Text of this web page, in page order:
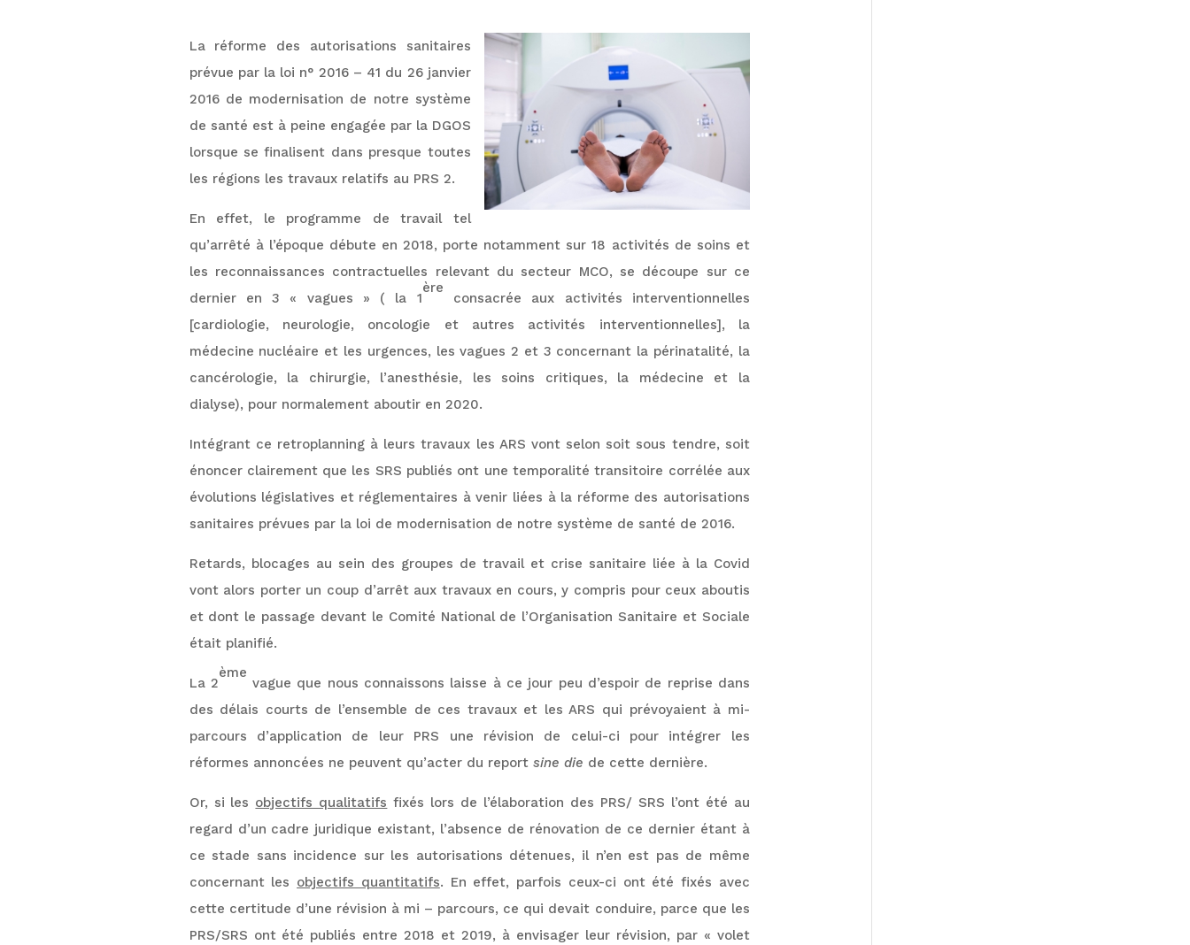
La réforme des autorisations sanitaires
prévue par la loi n° 2016 – 41 du 26 janvier
2016 de modernisation de notre système
de santé est à peine engagée par la DGOS
lorsque se finalisent dans presque toutes
les régions les travaux relatifs au PRS 2.
En effet, le programme de travail tel
qu’arrêté à l’époque débute en 2018, porte notamment sur 18 activités de soins et
les reconnaissances contractuelles relevant du secteur MCO, se découpe sur ce
dernier en 3 « vagues » ( la 1
ère
consacrée aux activités interventionnelles
[cardiologie, neurologie, oncologie et autres activités interventionnelles], la
médecine nucléaire et les urgences, les vagues 2 et 3 concernant la périnatalité, la
cancérologie, la chirurgie, l’anesthésie, les soins critiques, la médecine et la
dialyse), pour normalement aboutir en 2020.
Intégrant ce retroplanning à leurs travaux les ARS vont selon soit sous tendre, soit
énoncer clairement que les SRS publiés ont une temporalité transitoire corrélée aux
évolutions législatives et réglementaires à venir liées à la réforme des autorisations
sanitaires prévues par la loi de modernisation de notre système de santé de 2016.
Retards, blocages au sein des groupes de travail et crise sanitaire liée à la Covid
vont alors porter un coup d’arrêt aux travaux en cours, y compris pour ceux aboutis
et dont le passage devant le Comité National de l’Organisation Sanitaire et Sociale
était planifié.
La 2
ème
vague que nous connaissons laisse à ce jour peu d’espoir de reprise dans
des délais courts de l’ensemble de ces travaux et les ARS qui prévoyaient à mi-
parcours d’application de leur PRS une révision de celui-ci pour intégrer les
réformes annoncées ne peuvent qu’acter du report sine die de cette dernière.
Or, si les objectifs qualitatifs fixés lors de l’élaboration des PRS/ SRS l’ont été au
regard d’un cadre juridique existant, l’absence de rénovation de ce dernier étant à
ce stade sans incidence sur les autorisations détenues, il n’en est pas de même
concernant les objectifs quantitatifs. En effet, parfois ceux-ci ont été fixés avec
cette certitude d’une révision à mi – parcours, ce qui devait conduire, parce que les
PRS/SRS ont été publiés entre 2018 et 2019, à envisager leur révision, par « volet